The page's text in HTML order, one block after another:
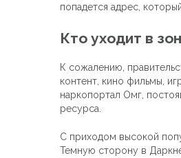
попадется адрес,
Кто уходит в
К сожалению,
контент, кино фильмы,
наркопортал Омг,
ресурса.
С приходом высокой
Темную сторону в